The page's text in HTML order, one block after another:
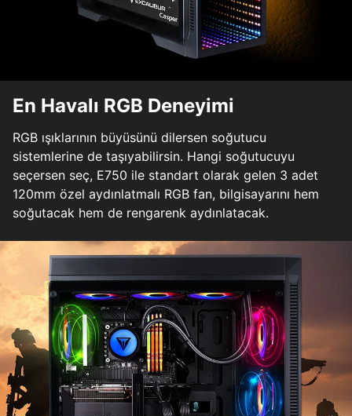
En Havalı RGB Deneyimi
RGB ışıklarının büyüsünü dilersen soğutucu
sistemlerine de taşıyabilirsin. Hangi soğutucuyu
seçersen seç, E750 ile standart olarak gelen 3 adet
120mm özel aydınlatmalı RGB fan, bilgisayarını hem
soğutacak hem de rengarenk aydınlatacak.